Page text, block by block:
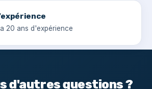
20 ans d'expérience
d'autres questions ?